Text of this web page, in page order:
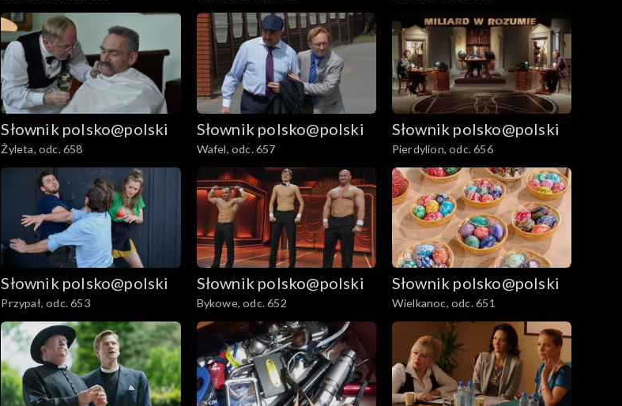
Słownik polsko@polski
Żyleta, odc. 658
Słownik polsko@polski
Wafel, odc. 657
Słownik polsko@polski
Pierdylion, odc. 656
Słownik polsko@polski
Przypał, odc. 653
Słownik polsko@polski
Bykowe, odc. 652
Słownik polsko@polski
Wielkanoc, odc. 651